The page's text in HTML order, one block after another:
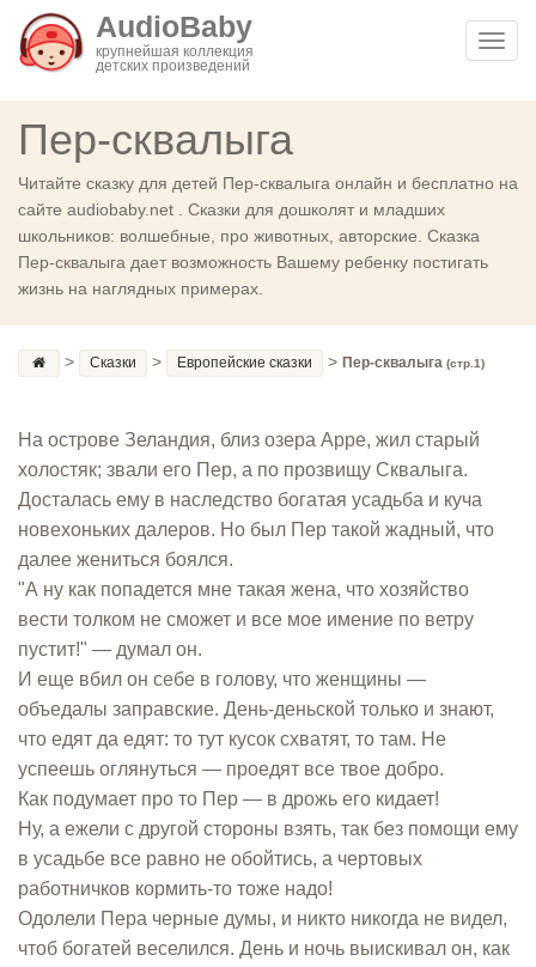
AudioBaby
крупнейшая коллекция
детских произведений
Пер-сквалыга
Читайте сказку для детей Пер-сквалыга онлайн и бесплатно на
сайте audiobaby.net . Сказки для дошколят и младших
школьников: волшебные, про животных, авторские. Сказка
Пер-сквалыга дает возможность Вашему ребенку постигать
жизнь на наглядных примерах.
> Сказки > Европейские сказки > Пер-сквалыга (стр.1)
На острове Зеландия, близ озера Арре, жил старый
холостяк; звали его Пер, а по прозвищу Сквалыга.
Досталась ему в наследство богатая усадьба и куча
новехоньких далеров. Но был Пер такой жадный, что
далее жениться боялся.
"А ну как попадется мне такая жена, что хозяйство
вести толком не сможет и все мое имение по ветру
пустит!" — думал он.
И еще вбил он себе в голову, что женщины —
объедалы заправские. День-деньской только и знают,
что едят да едят: то тут кусок схватят, то там. Не
успеешь оглянуться — проедят все твое добро.
Как подумает про то Пер — в дрожь его кидает!
Ну, а ежели с другой стороны взять, так без помощи ему
в усадьбе все равно не обойтись, а чертовых
работничков кормить-то тоже надо!
Одолели Пера черные думы, и никто никогда не видел,
чтоб богатей веселился. День и ночь выискивал он, как